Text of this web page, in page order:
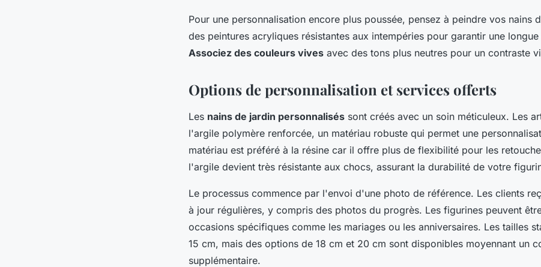
Pour une personnalisation encore plus poussée, pensez à peindre vos nains
des peintures acryliques résistantes aux intempéries pour garantir une
Associez des couleurs vives avec des tons plus neutres pour un contraste
Options de personnalisation et services offerts
Les nains de jardin personnalisés sont créés avec un soin méticuleux. Les
l'argile polymère renforcée, un matériau robuste qui permet une
matériau est préféré à la résine car il offre plus de flexibilité pour les
l'argile devient très résistante aux chocs, assurant la durabilité de votre
Le processus commence par l'envoi d'une photo de référence. Les clients
à jour régulières, y compris des photos du progrès. Les figurines peuvent
occasions spécifiques comme les mariages ou les anniversaires. Les tailles
15 cm, mais des options de 18 cm et 20 cm sont disponibles moyennant un
supplémentaire.